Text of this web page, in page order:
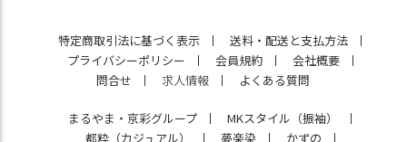
特定商取引法に基づく表示
送料・配送と支払方法
プライバシーポリシー
会員規約
会社概要
問合せ
求人情報 よくある質問
まるやま・京彩グループ
MKスタイル（振袖）
都粋（カジュアル）
夢楽染 かずの